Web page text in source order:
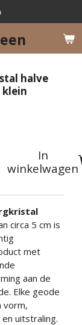
halve
klein
In
winkelwagen
circa 5 cm is
met
aan de
Elke geode
vorm,
uitstraling.